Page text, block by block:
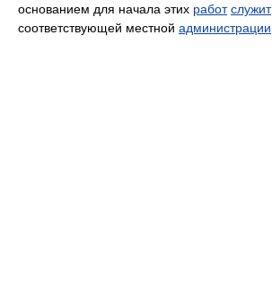
основанием для начала этих работ служит
соответствующей местной администрации